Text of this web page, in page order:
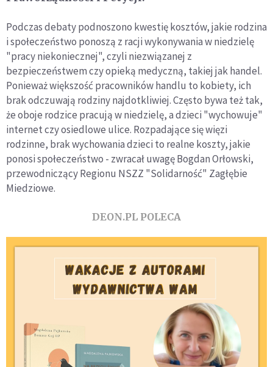
Podczas debaty podnoszono kwestię kosztów, jakie rodzina
i społeczeństwo ponoszą z racji wykonywania w niedzielę
"pracy niekoniecznej", czyli niezwiązanej z
bezpieczeństwem czy opieką medyczną, takiej jak handel.
Ponieważ większość pracowników handlu to kobiety, ich
brak odczuwają rodziny najdotkliwiej. Często bywa też tak,
że oboje rodzice pracują w niedzielę, a dzieci "wychowuje"
internet czy osiedlowe ulice. Rozpadające się więzi
rodzinne, brak wychowania dzieci to realne koszty, jakie
ponosi społeczeństwo - zwracał uwagę Bogdan Orłowski,
przewodniczący Regionu NSZZ "Solidarność" Zagłębie
Miedziowe.
DEON.PL POLECA